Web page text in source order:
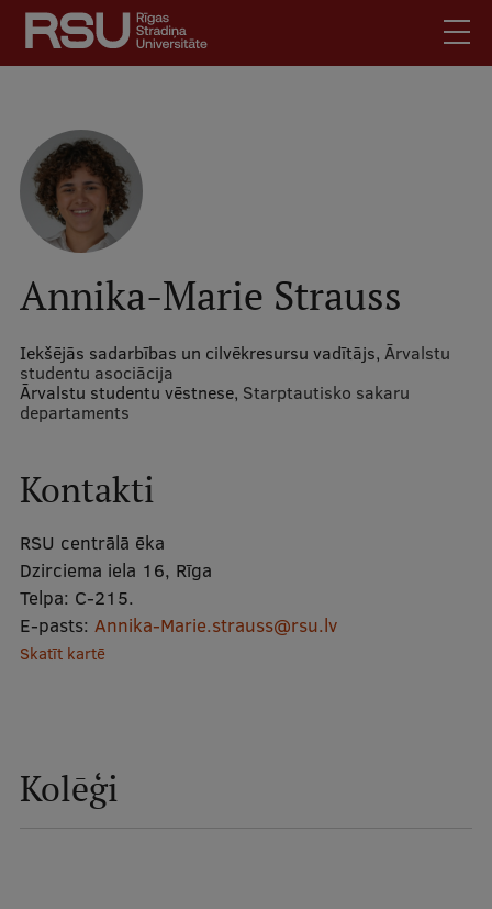
Pārlekt
galveno
saturu
Latviski
Meklēt Mobile
augšējā
izvēlne
Skolēniem
Studentiem
Darbiniekiem
Darba devējiem
Bibliotēka
Kontakti
Mobile
galvenā
izvēlne
Studiju iespējas
Rezidentūra
Uzņemšana
Annika-Marie Strauss
Iekšējās sadarbības un cilvēkresursu vadītājs, Ārvalstu
studentu asociācija
Ārvalstu studentu vēstnese, Starptautisko sakaru
departaments
Kontakti
RSU centrālā ēka
Dzirciema iela 16, Rīga
Telpa: C-215.
E-pasts: Annika-Marie.strauss@rsu.lv
Skatīt kartē
Kolēģi